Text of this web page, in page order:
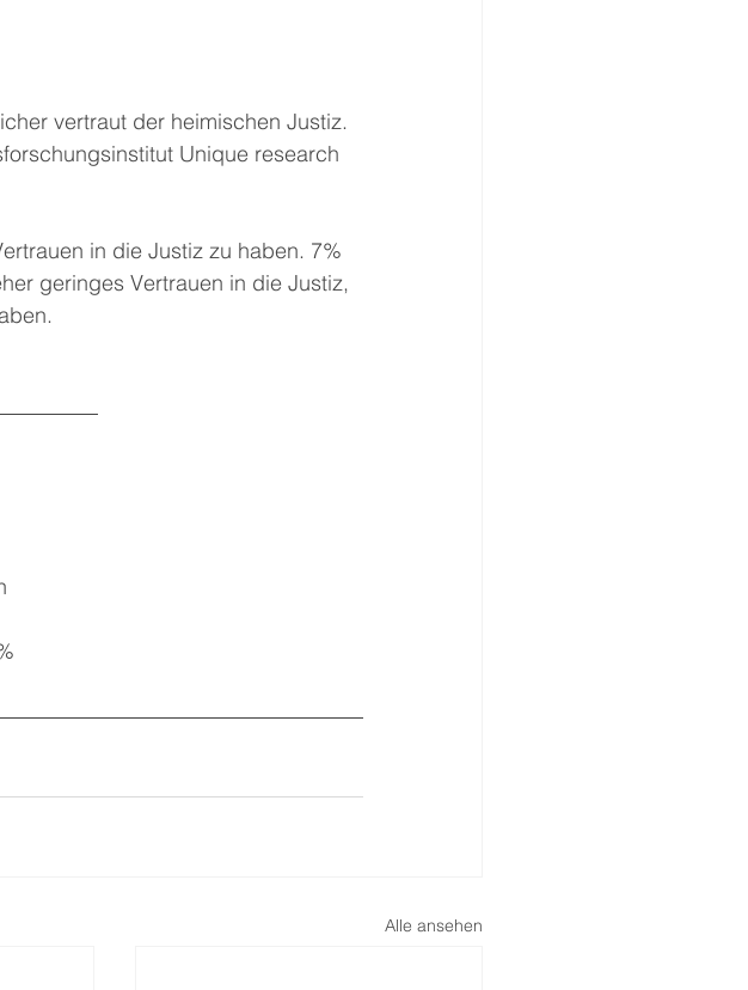
vertraut der heimischen Justiz.
Unique research
in die Justiz zu haben. 7%
geringes Vertrauen in die Justiz,
Alle ansehen